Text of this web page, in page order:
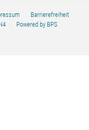
Barrierefreiheit
Powered by BPS